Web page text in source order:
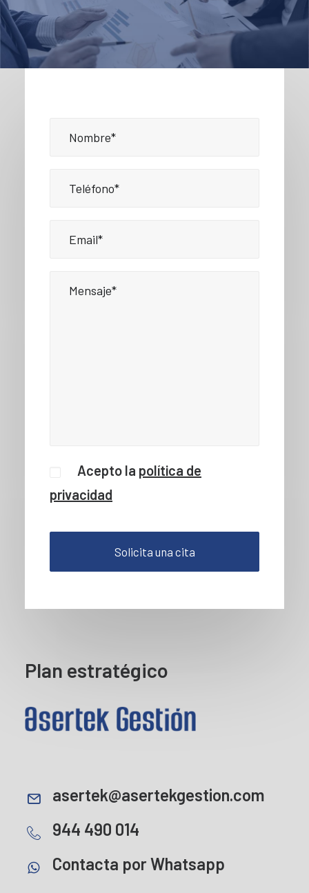
Acepto la política de
privacidad
Plan estratégico
asertek@asertekgestion.com
944 490 014
Contacta por Whatsapp